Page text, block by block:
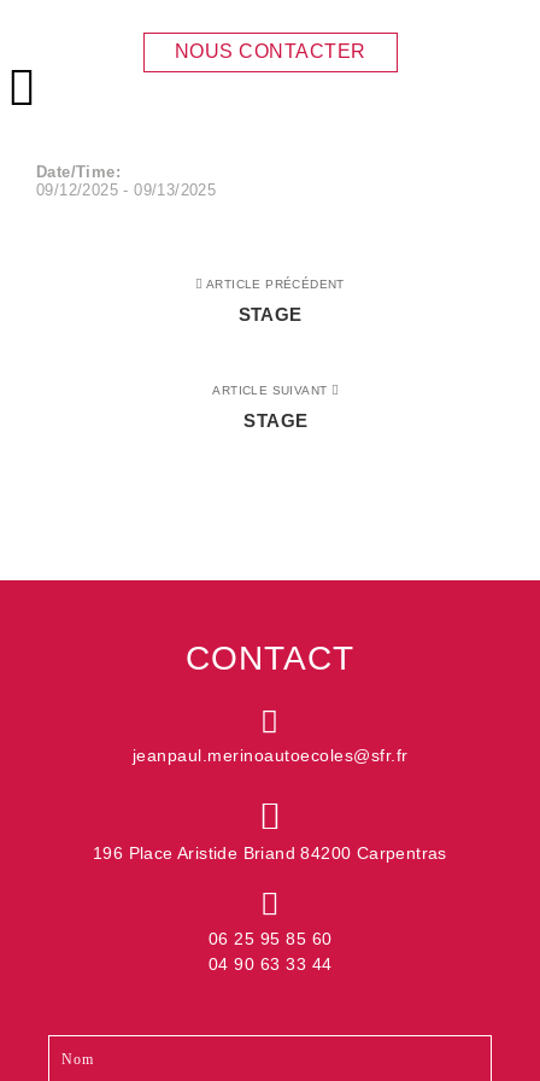
Menu principal
NOUS CONTACTER
STAGE
Date/Time:
09/12/2025 - 09/13/2025
ARTICLE PRÉCÉDENT
STAGE
ARTICLE SUIVANT
STAGE
CONTACT
jeanpaul.merinoautoecoles@sfr.fr
196 Place Aristide Briand 84200 Carpentras
06 25 95 85 60
04 90 63 33 44
footer
vous